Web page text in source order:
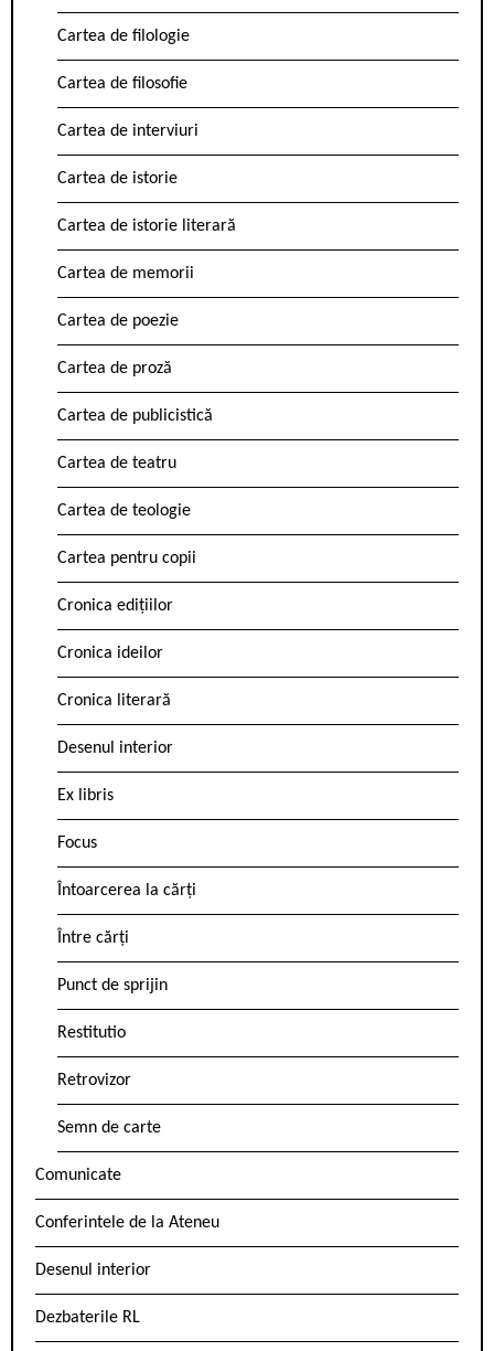
Cartea de filologie
Cartea de filosofie
Cartea de interviuri
Cartea de istorie
Cartea de istorie literară
Cartea de memorii
Cartea de poezie
Cartea de proză
Cartea de publicistică
Cartea de teatru
Cartea de teologie
Cartea pentru copii
Cronica edițiilor
Cronica ideilor
Cronica literară
Desenul interior
Ex libris
Focus
Întoarcerea la cărți
Între cărți
Punct de sprijin
Restitutio
Retrovizor
Semn de carte
Comunicate
Conferintele de la Ateneu
Desenul interior
Dezbaterile RL